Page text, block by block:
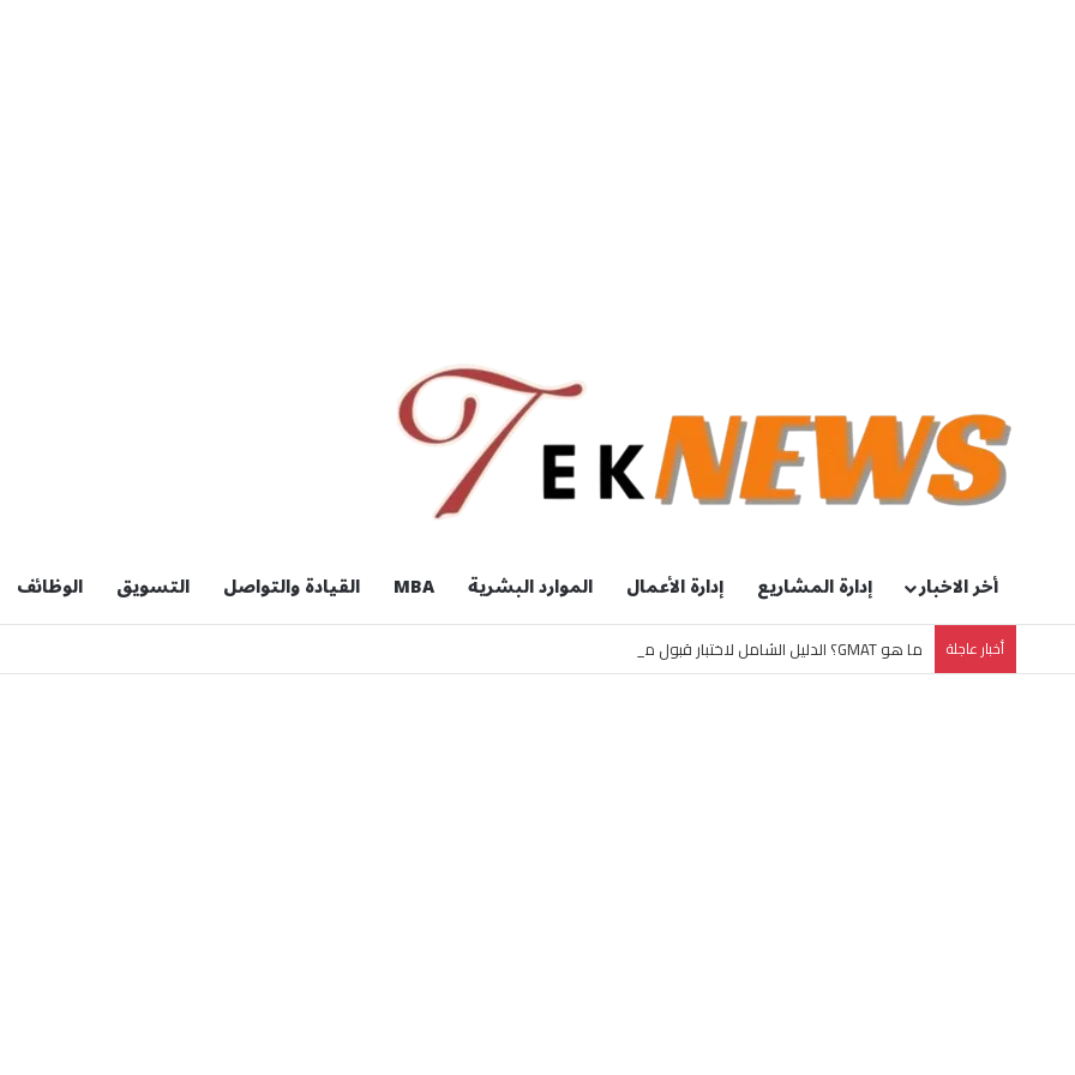
أخر الاخبار إدارة المشاريع إدارة الأعمال الموارد البشرية MBA القيادة والتواصل التسويق الوظائف
أخبار عاجلة ما هو GMAT؟ الدليل الشامل لاختبار قبول ماجستير إدارة الأعمال